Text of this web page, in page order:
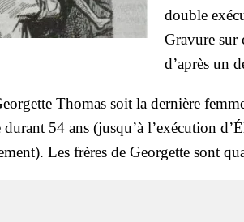
double
Gra­vure sur
d’après un
Tho­mas soit la der­nière
durant 54 ans (jus­qu’à l’exé­cu­tion
Les frères de Geor­gette sont